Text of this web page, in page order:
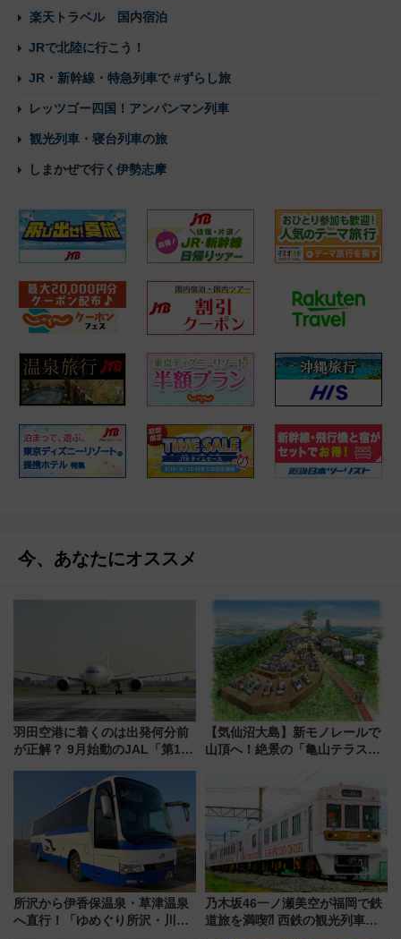
楽天トラベル 国内宿泊
JRで北陸に行こう！
JR・新幹線・特急列車で #ずらし旅
レッツゴー四国！アンパンマン列車
観光列車・寝台列車の旅
しまかぜで行く伊勢志摩
今、あなたにオススメ
羽田空港に着くのは出発何分前
が正解？ 9月始動のJAL「第1タ
歩1キロ超え！ 知っておきたい
変更点まとめ
【気仙沼大島】新モノレールで
山頂へ！絶景の「亀山テラス
暇村のお得な日帰りプランも登
所沢から伊香保温泉・草津温泉
へ直行！「ゆめぐり所沢・川越
乃木坂46一ノ瀬美空が福岡で鉄
道旅を満喫⁈ 西鉄の観光列車